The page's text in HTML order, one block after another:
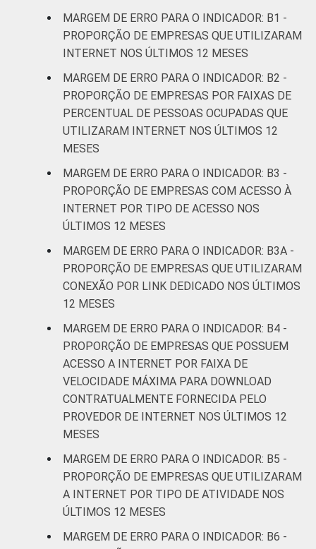
MERCADOS
DE
ATUAÇÃO -
Indústria de
transformação
2,9
Comércio;
reparação de
veículos
motocicletas
3,1
Transporte,
armazenagem
Alojamento e
alimentação
3,8
Atividades
imobiliárias;
Atividades
profissionais,
científicas e
técnicas;
e serviços
complentares
3,6
Informação e
MARGEM DE ERRO PARA O INDICADOR: B1 -
PROPORÇÃO DE EMPRESAS QUE UTILIZARAM
INTERNET NOS ÚLTIMOS 12 MESES
MARGEM DE ERRO PARA O INDICADOR: B2 -
PROPORÇÃO DE EMPRESAS POR FAIXAS DE
PERCENTUAL DE PESSOAS OCUPADAS QUE
UTILIZARAM INTERNET NOS ÚLTIMOS 12
MESES
MARGEM DE ERRO PARA O INDICADOR: B3 -
PROPORÇÃO DE EMPRESAS COM ACESSO À
INTERNET POR TIPO DE ACESSO NOS
ÚLTIMOS 12 MESES
MARGEM DE ERRO PARA O INDICADOR: B3A -
PROPORÇÃO DE EMPRESAS QUE UTILIZARAM
CONEXÃO POR LINK DEDICADO NOS ÚLTIMOS
12 MESES
MARGEM DE ERRO PARA O INDICADOR: B4 -
PROPORÇÃO DE EMPRESAS QUE POSSUEM
ACESSO A INTERNET POR FAIXA DE
VELOCIDADE MÁXIMA PARA DOWNLOAD
CONTRATUALMENTE FORNECIDA PELO
PROVEDOR DE INTERNET NOS ÚLTIMOS 12
MESES
MARGEM DE ERRO PARA O INDICADOR: B5 -
PROPORÇÃO DE EMPRESAS QUE UTILIZARAM
A INTERNET POR TIPO DE ATIVIDADE NOS
ÚLTIMOS 12 MESES
MARGEM DE ERRO PARA O INDICADOR: B6 -